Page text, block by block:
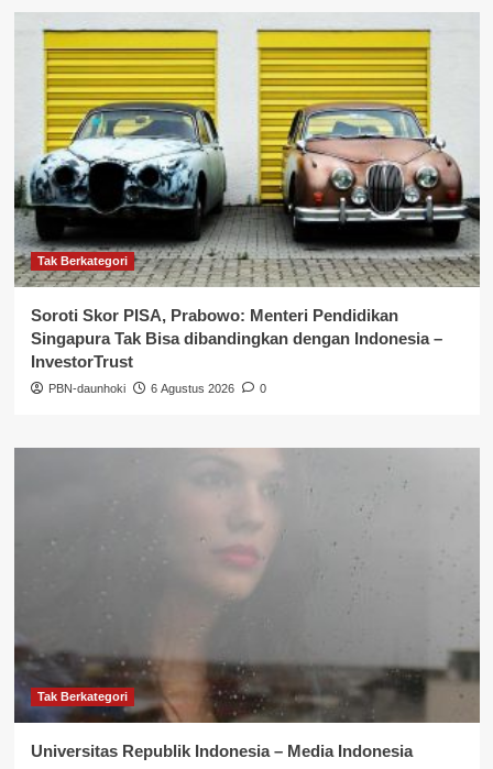
Tak Berkategori
Soroti Skor PISA, Prabowo: Menteri Pendidikan
Singapura Tak Bisa dibandingkan dengan Indonesia –
InvestorTrust
PBN-daunhoki 6 Agustus 2026 0
Tak Berkategori
Universitas Republik Indonesia – Media Indonesia